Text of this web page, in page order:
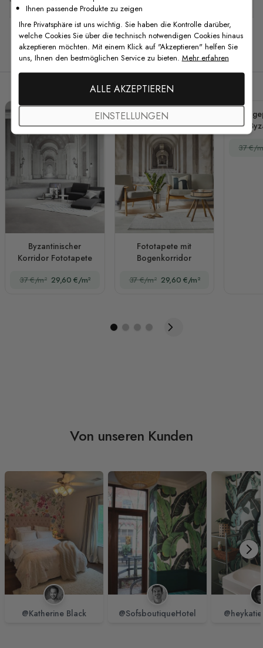
Verwandte Produkte
Byzantinischer
Korridor Fototapete
37 €/m² 29,60 €/m²
Fototapete mit
Bogenkorridor
37 €/m² 29,60 €/m²
3D
37 €/
Von unseren Kunden
@Katherine Black @SofsboutiqueHotel
Ihnen passende Produkte zu zeigen
Ihre Privatsphäre ist uns wichtig. Sie haben die Kontrolle darüber,
welche Cookies Sie über die technisch notwendigen Cookies hinaus
akzeptieren möchten. Mit einem Klick auf "Akzeptieren" helfen Sie
uns, Ihnen den bestmöglichen Service zu bieten. Mehr erfahren
ALLE AKZEPTIEREN
EINSTELLUNGEN